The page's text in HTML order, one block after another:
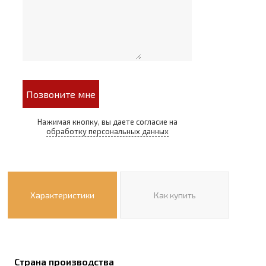
Позвоните мне
Нажимая кнопку, вы даете согласие на
обработку персональных данных
Характеристики Как купить
Страна производства